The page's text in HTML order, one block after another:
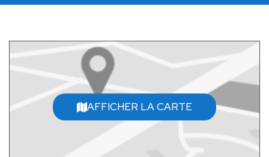
AFFICHER LA CARTE